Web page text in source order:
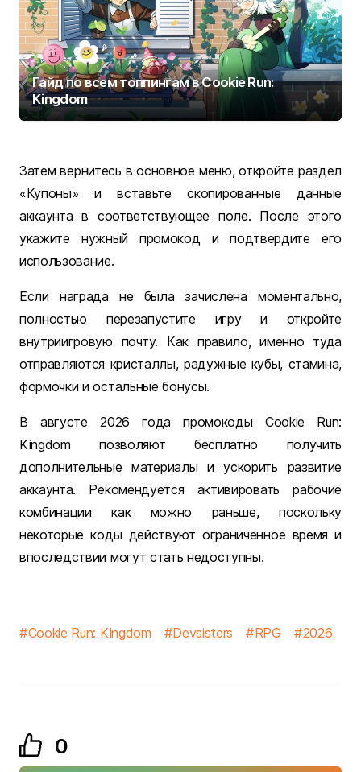
Гайд по всем топпингам в Cookie Run:
Kingdom
Затем вернитесь в основное меню, откройте раздел
«Купоны» и вставьте скопированные данные
аккаунта в соответствующее поле. После этого
укажите нужный промокод и подтвердите его
использование.
Если награда не была зачислена моментально,
полностью перезапустите игру и откройте
внутриигровую почту. Как правило, именно туда
отправляются кристаллы, радужные кубы, стамина,
формочки и остальные бонусы.
В августе 2026 года промокоды Cookie Run:
Kingdom позволяют бесплатно получить
дополнительные материалы и ускорить развитие
аккаунта. Рекомендуется активировать рабочие
комбинации как можно раньше, поскольку
некоторые коды действуют ограниченное время и
впоследствии могут стать недоступны.
Cookie Run: Kingdom Devsisters RPG 2026
0